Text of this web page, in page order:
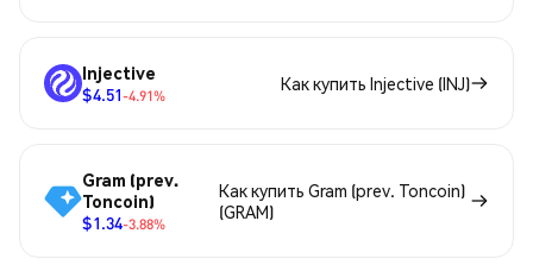
Injective
$4.51-4.91%
Как купить Injective (INJ)
Gram (prev.
Toncoin)
$1.34-3.88%
Как купить Gram (prev. Toncoin)
(GRAM)